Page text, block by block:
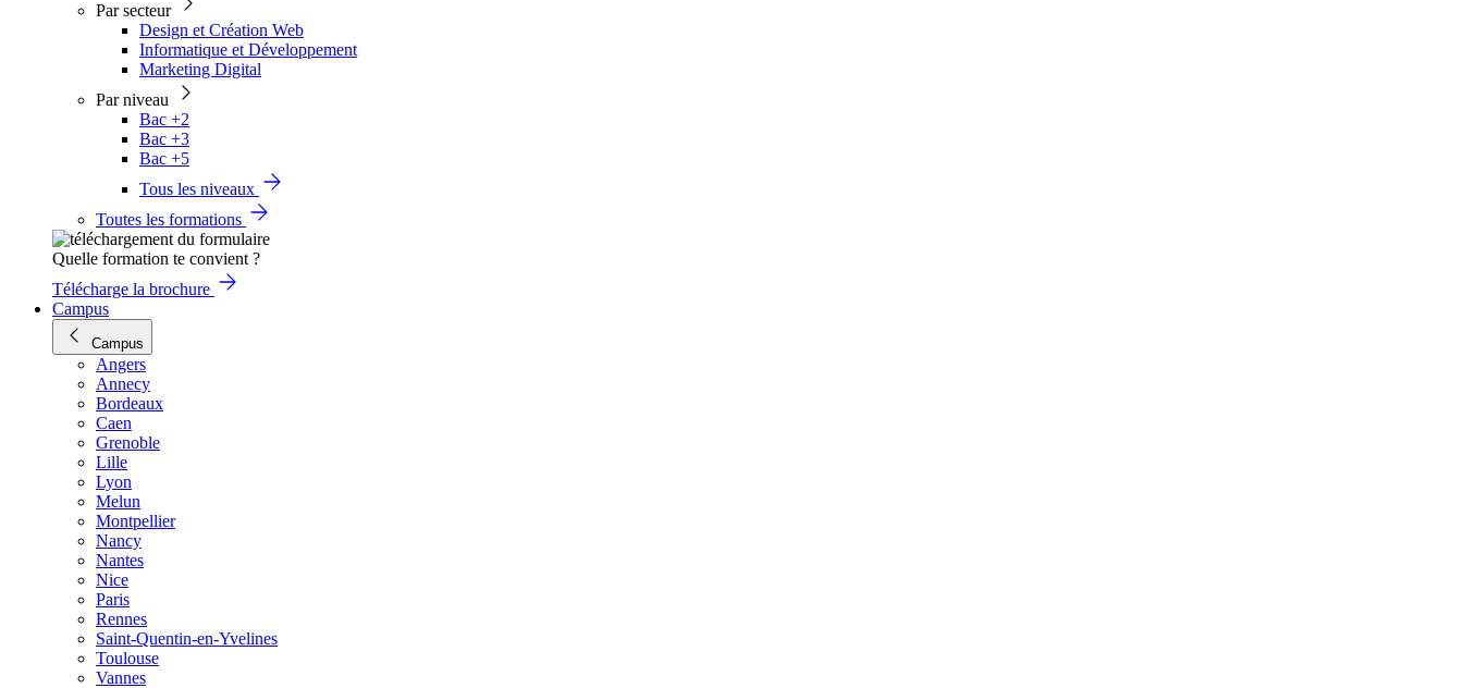
Par secteur
Design et Création Web
Informatique et Développement
Marketing Digital
Par niveau
Bac +2
Bac +3
Bac +5
Tous les niveaux
Toutes les formations
Quelle formation te convient ?
Télécharge la brochure
Campus
Campus
Angers
Annecy
Bordeaux
Caen
Grenoble
Lille
Lyon
Melun
Montpellier
Nancy
Nantes
Nice
Paris
Rennes
Saint-Quentin-en-Yvelines
Toulouse
Vannes